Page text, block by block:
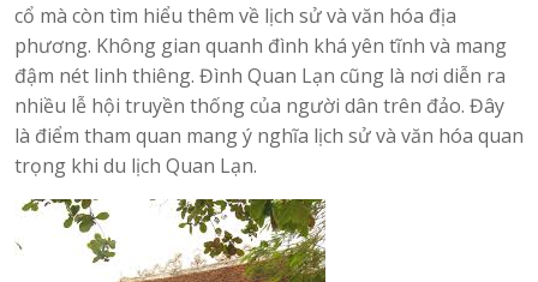
cổ mà còn tìm hiểu thêm về lịch sử và văn hóa địa
phương. Không gian quanh đình khá yên tĩnh và mang
đậm nét linh thiêng. Đình Quan Lạn cũng là nơi diễn ra
nhiều lễ hội truyền thống của người dân trên đảo. Đây
là điểm tham quan mang ý nghĩa lịch sử và văn hóa quan
trọng khi du lịch Quan Lạn.